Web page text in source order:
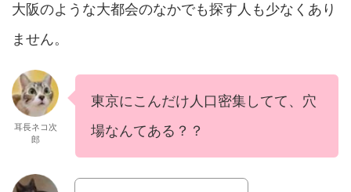
大阪のような大都会のなかでも探す人も少なくあり
ません。
耳長ネコ次
郎
東京にこんだけ人口密集してて、穴
場なんてある？？